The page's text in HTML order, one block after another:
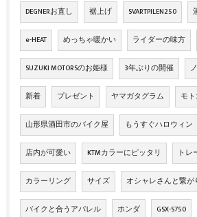
DEGNERお直し 裾上げ SVARTPILEN250
e-HEAT めっちゃ暖かい ライダーの味方
SUZUKI MOTORSのお姫様 3年ぶりの開催
新着 プレゼント ヤマガタグラム モ
山形県酒田市のバイク屋 もうすぐハロウィン
店内が可愛い KTMカラーにピッタリ トレ
カラーリング サイズ オシャレさんと繋が
バイクと合うアパレル ホンダ GSX-S750